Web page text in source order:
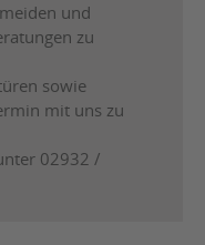
und
zu
sowie
mit uns zu
02932 /